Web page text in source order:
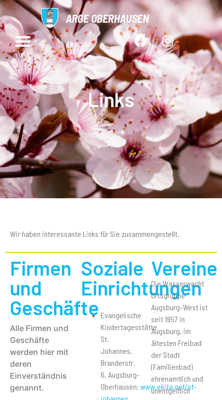
Links
Wir haben interessante Links für Sie zusammengestellt.
Firmen
und
Geschäfte
Alle Firmen und
Geschäfte
werden hier mit
deren
Einverständnis
genannt.
Soziale
Einrichtungen
Evangelische
Kindertagesstätte
St.
Johannes,
Branderstr.
6, Augsburg-
Oberhausen: www.ekita.net/st-
Vereine
Die Wasserwacht
Ortsgruppe
Augsburg-West ist
seit 1957 in
Augsburg, im
ältesten Freibad
der Stadt
(Familienbad)
ehrenamtlich und
unentgeltlich